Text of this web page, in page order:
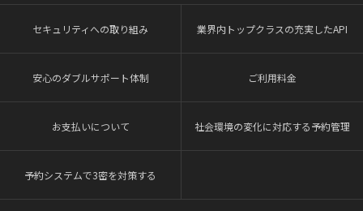
セキュリティへの取り組み 業界内トップクラスの充実したAPI
安心のダブルサポート体制 ご利用料金
お支払いについて 社会環境の変化に対応する予約管理
予約システムで3密を対策する